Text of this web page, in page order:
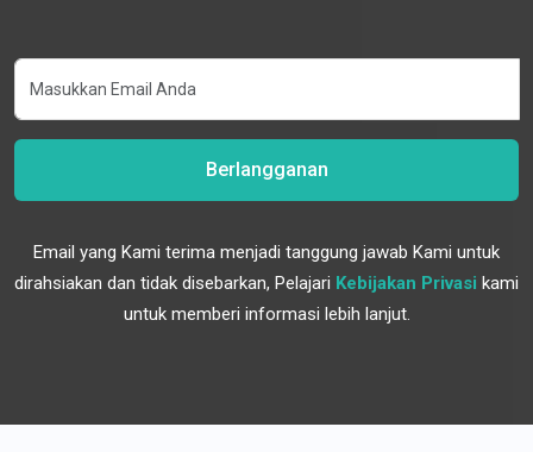
Berlangganan
Email yang Kami terima menjadi tanggung jawab Kami untuk
dirahsiakan dan tidak disebarkan, Pelajari Kebijakan Privasi kami
untuk memberi informasi lebih lanjut.